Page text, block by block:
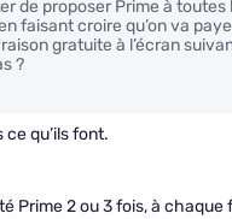
de proposer Prime à toutes
faisant croire qu’on va
gratuite à l’écran
?
ce qu’ils font.
Prime 2 ou 3 fois, à chaque